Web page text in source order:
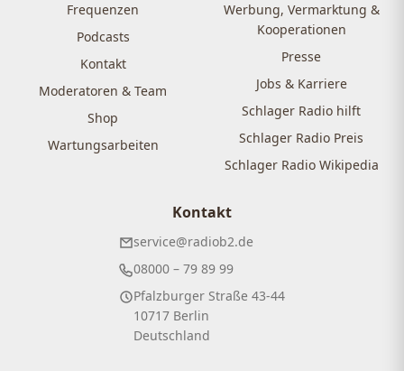
Frequenzen
Podcasts
Kontakt
Moderatoren & Team
Shop
Wartungsarbeiten
Werbung, Vermarktung &
Kooperationen
Presse
Jobs & Karriere
Schlager Radio hilft
Schlager Radio Preis
Schlager Radio Wikipedia
Kontakt
service@radiob2.de
08000 – 79 89 99
Pfalzburger Straße 43-44
10717 Berlin
Deutschland